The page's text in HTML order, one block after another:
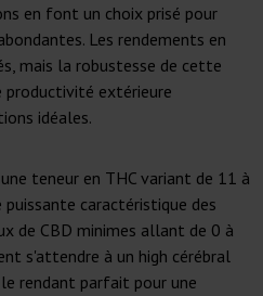
en font un choix prisé pour
Les rendements en
mais la robustesse de cette
productivité extérieure
idéales.
teneur en THC variant de 11 à
caractéristique des
de CBD minimes allant de 0 à
s'attendre à un high cérébral
rendant parfait pour une